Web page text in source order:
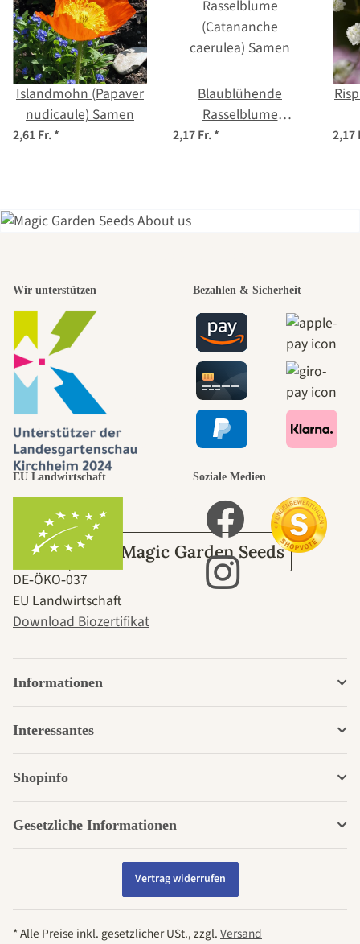
Islandmohn (Papaver
nudicaule) Samen
2,61 Fr.*
Blaublühende
Rasselblume
(Catananche
2,17 Fr.* 2,17
schönsten
Wege zu uns
selbst führt
durch den
Garten
Über Magic Garden Seeds
Wir unterstützen Bezahlen & Sicherheit
EU Landwirtschaft
DE‑ÖKO‑037
EU Landwirtschaft
Download Biozertifikat
Soziale Medien
Informationen
Interessantes
Shopinfo
Gesetzliche Informationen
Vertrag widerrufen
* Alle Preise inkl. gesetzlicher USt., zzgl.Versand